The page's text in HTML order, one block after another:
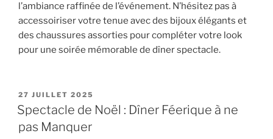
l’ambiance raffinée de l’événement. N’hésitez pas à
accessoiriser votre tenue avec des bijoux élégants et
des chaussures assorties pour compléter votre look
pour une soirée mémorable de dîner spectacle.
PUBLIÉ
LE
27 JUILLET 2025
Spectacle de Noël : Dîner Féerique à ne
pas Manquer